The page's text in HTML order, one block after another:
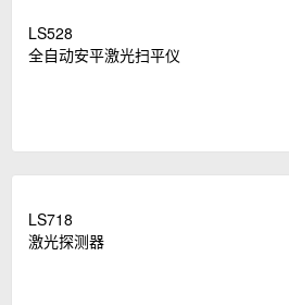
LS528
全自动安平激光扫平仪
LS718
激光探测器